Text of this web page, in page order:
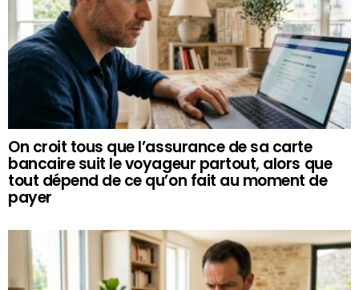
On croit tous que l’assurance de sa carte
bancaire suit le voyageur partout, alors que
tout dépend de ce qu’on fait au moment de
payer